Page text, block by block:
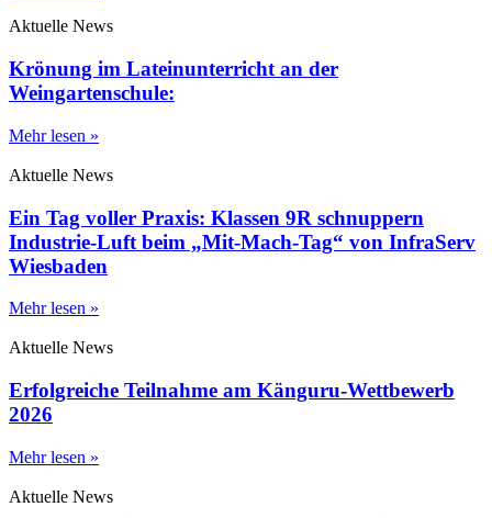
Aktuelle News
Krönung im Lateinunterricht an der
Weingartenschule:
Mehr lesen »
Aktuelle News
Ein Tag voller Praxis: Klassen 9R schnuppern
Industrie-Luft beim „Mit-Mach-Tag“ von InfraServ
Wiesbaden
Mehr lesen »
Aktuelle News
Erfolgreiche Teilnahme am Känguru-Wettbewerb
2026
Mehr lesen »
Aktuelle News